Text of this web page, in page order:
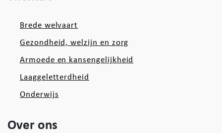
Brede welvaart
Gezondheid, welzijn en zorg
Armoede en kansengelijkheid
Laaggeletterdheid
Onderwijs
Over ons